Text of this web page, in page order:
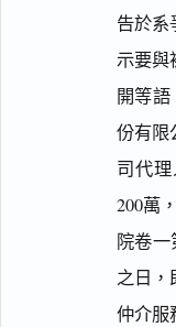
告於系
示要與
開等
份有限
司代
200萬
院卷
之日，
仲介服